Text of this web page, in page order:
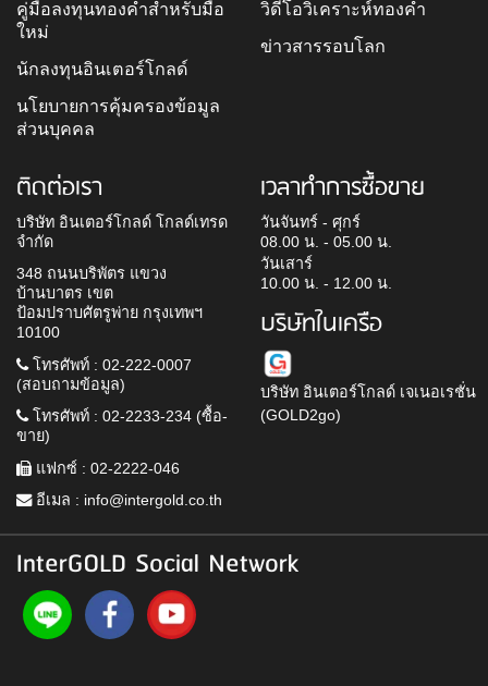
คู่มือลงทุนทองคำสำหรับมือ
ใหม่
นักลงทุนอินเตอร์โกลด์
นโยบายการคุ้มครองข้อมูล
ส่วนบุคคล
วิดีโอวิเคราะห์ทองคำ
ข่าวสารรอบโลก
ติดต่อเรา
บริษัท อินเตอร์โกลด์ โกลด์เทรด
จำกัด
348 ถนนบริพัตร แขวง
บ้านบาตร เขต
ป้อมปราบศัตรูพ่าย กรุงเทพฯ
10100
โทรศัพท์ : 02-222-0007
(สอบถามข้อมูล)
โทรศัพท์ : 02-2233-234 (ซื้อ-
ขาย)
แฟกซ์ : 02-2222-046
อีเมล : info@intergold.co.th
เวลาทำการซื้อขาย
วันจันทร์ - ศุกร์
08.00 น. - 05.00 น.
วันเสาร์
10.00 น. - 12.00 น.
บริษัทในเครือ
บริษัท อินเตอร์โกลด์ เจเนอเรชั่น
(GOLD2go)
InterGOLD Social Network